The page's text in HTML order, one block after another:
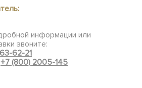
информации или
звоните:
62-21
+7 (800) 2005-145